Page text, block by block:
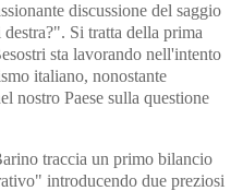
discussione del saggio
Si tratta della prima
sta lavorando nell'intento
italiano, nonostante
nostro Paese sulla questione
traccia un primo bilancio
introducendo due preziosi